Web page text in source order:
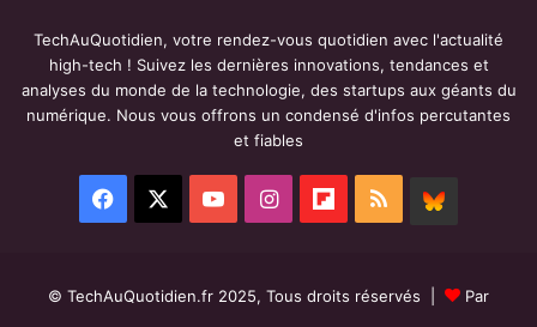
TechAuQuotidien, votre rendez-vous quotidien avec l'actualité
high-tech ! Suivez les dernières innovations, tendances et
analyses du monde de la technologie, des startups aux géants du
numérique. Nous vous offrons un condensé d'infos percutantes
et fiables
Facebook YouTubeInstagramFlipboard
RSS
© TechAuQuotidien.fr 2025, Tous droits réservés |
Par